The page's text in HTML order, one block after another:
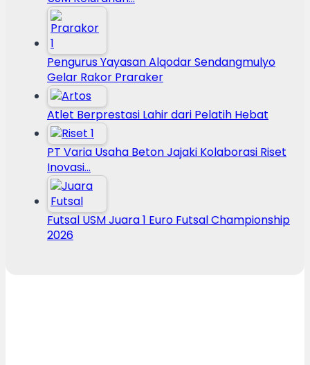
Pengurus Yayasan Alqodar Sendangmulyo
Gelar Rakor Praraker
Atlet Berprestasi Lahir dari Pelatih Hebat
PT Varia Usaha Beton Jajaki Kolaborasi Riset
Inovasi…
Futsal USM Juara 1 Euro Futsal Championship
2026